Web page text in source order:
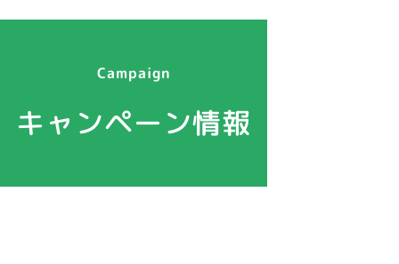
Campaign
キャンペーン情報